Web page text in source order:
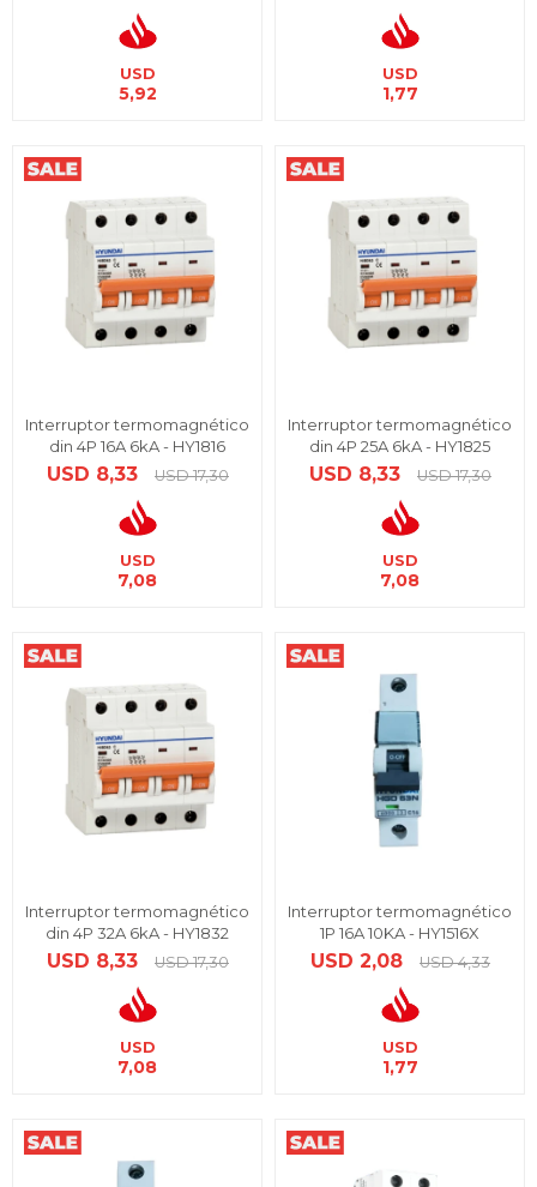
USD
5,92
USD
1,77
Interruptor termomagnético
din 4P 16A 6kA - HY1816
USD 8,33 USD 17,30
USD
7,08
Interruptor termomagnético
din 4P 25A 6kA - HY1825
USD 8,33 USD 17,30
USD
7,08
Interruptor termomagnético
din 4P 32A 6kA - HY1832
USD 8,33 USD 17,30
USD
7,08
Interruptor termomagnético
1P 16A 10KA - HY1516X
USD 2,08 USD 4,33
USD
1,77